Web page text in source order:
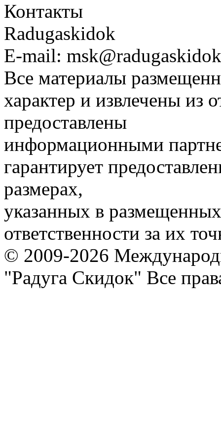
Контакты
Radugaskidok
E-mail:
Все материалы
характер и извлечены из
предоставлены
информационными
гарантирует
размерах,
указанных в
ответственности за их
© 2009-2026
"Радуга Скидок" Все